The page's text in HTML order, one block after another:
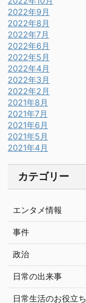
2022年9月
2022年8月
2022年7月
2022年6月
2022年5月
2022年4月
2022年3月
2022年2月
2021年8月
2021年7月
2021年6月
2021年5月
2021年4月
カテゴリー
エンタメ情報
事件
政治
日常の出来事
日常生活のお役立